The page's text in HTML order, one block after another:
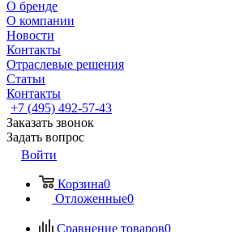
О бренде
О компании
Новости
Контакты
Отраслевые решения
Статьи
Контакты
+7 (495) 492-57-43
Заказать звонок
Задать вопрос
Войти
Корзина0
Отложенные0
Сравнение товаров0